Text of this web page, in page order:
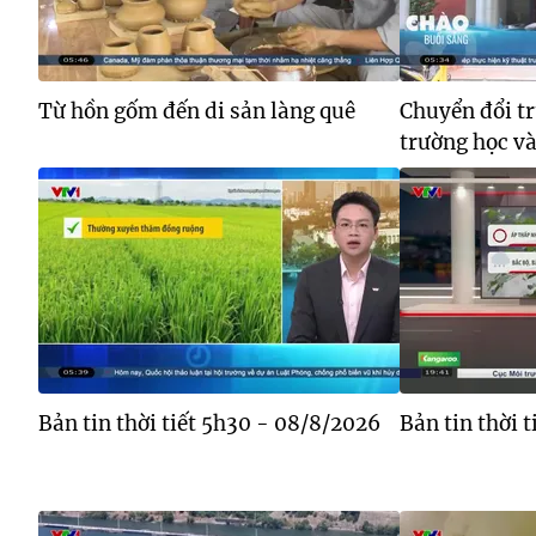
Từ hồn gốm đến di sản làng quê
Chuyển đổi
trường học
Bản tin thời tiết 5h30 - 08/8/2026 Bản tin thời